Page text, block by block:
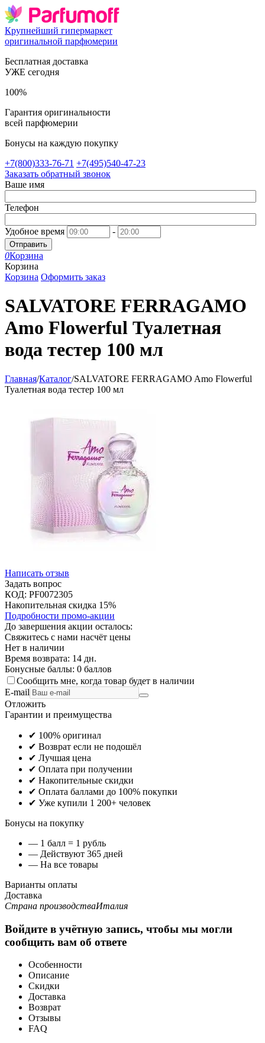
Крупнейший гипермаркет
оригинальной парфюмерии
Бесплатная доставка
УЖЕ сегодня
100%
Гарантия оригинальности
всей парфюмерии
Бонусы на каждую покупку
+7(800)333-76-71 +7(495)540-47-23
Заказать обратный звонок
Ваше имя
Телефон
Удобное время -
Отправить
0Корзина
Корзина
Корзина Оформить заказ
SALVATORE FERRAGAMO
Amo Flowerful Туалетная
вода тестер 100 мл
Главная/Каталог/SALVATORE FERRAGAMO Amo Flowerful
Туалетная вода тестер 100 мл
Написать отзыв
Задать вопрос
КОД: PF0072305
Накопительная скидка 15%
Подробности промо-акции
До завершения акции осталось:
Свяжитесь с нами насчёт цены
Нет в наличии
Время возврата: 14 дн.
Бонусные баллы: 0 баллов
Сообщить мне, когда товар будет в наличии
E-mail
Отложить
Гарантии и преимущества
✔ 100% оригинал
✔ Возврат если не подошёл
✔ Лучшая цена
✔ Оплата при получении
✔ Накопительные скидки
✔ Оплата баллами до 100% покупки
✔ Уже купили 1 200+ человек
Бонусы на покупку
— 1 балл = 1 рубль
— Действуют 365 дней
— На все товары
Варианты оплаты
Доставка
Страна производстваИталия
Войдите в учётную запись, чтобы мы могли
сообщить вам об ответе
Особенности
Описание
Скидки
Доставка
Возврат
Отзывы
FAQ